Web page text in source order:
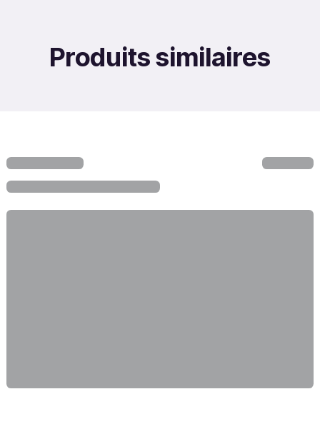
Produits similaires